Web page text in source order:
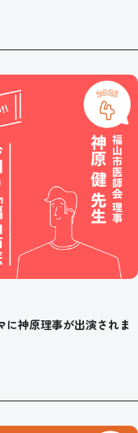
に神原理事が出演されま